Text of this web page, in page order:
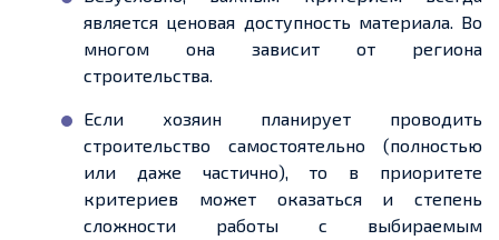
является ценовая доступность материала. Во
многом она зависит от региона
строительства.
Если хозяин планирует проводить
строительство самостоятельно (полностью
или даже частично), то в приоритете
критериев может оказаться и степень
сложности работы с выбираемым